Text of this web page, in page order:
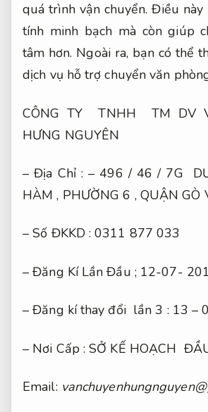
quá trình vận chuyển. Điều này
tính minh bạch mà còn giúp
tâm hơn. Ngoài ra, bạn có thể
dịch vụ hỗ trợ chuyển văn
CÔNG TY TNHH TM DV
HƯNG NGUYÊN
– Địa Chỉ : – 496 / 46 / 7G
HÀM , PHƯỜNG 6 , QUẬN GÒ
– Số ĐKKD : 0311 877 033
– Đăng Kí Lần Đầu ; 12-07-
– Đăng kí thay đổi lần 3 : 13 –
– Nơi Cấp : SỞ KẾ HOẠCH
Email: